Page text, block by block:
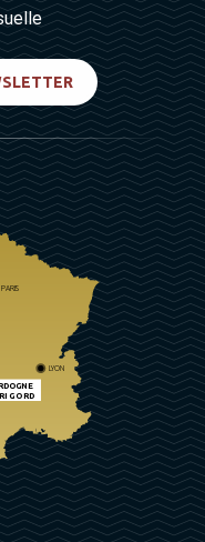
PARIS
LYON